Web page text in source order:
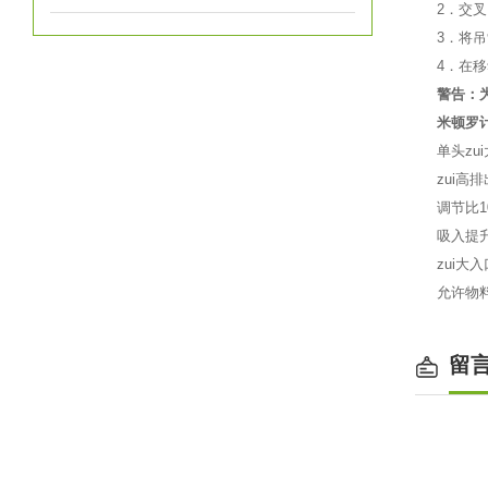
2．交
3．将
4．在
警告：
米顿罗
单头zui
zui高排
调节比
吸入提
zui大入
允许物
留